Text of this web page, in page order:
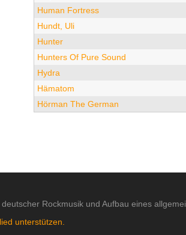
Human Fortress
Hundt, Uli
Hunter
Hunters Of Pure Sound
Hydra
Hämatom
Hörman The German
Rockmusik und Aufbau eines
unterstützen.